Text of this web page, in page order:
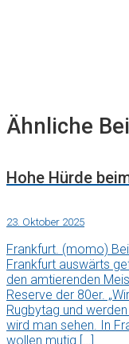
Ähnliche
Hohe Hürde
23. Oktober 2025
Frankfurt. (momo)
Frankfurt auswärts
den amtierenden
Reserve der 80er.
Rugbytag und
wird man sehen. In
wollen mutig […]